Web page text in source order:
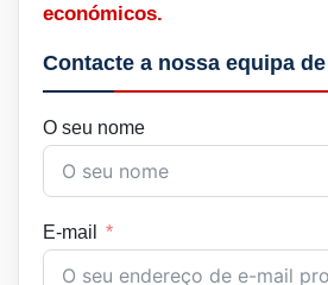
económicos.
Contacte a nossa equipa
O seu nome
E-mail